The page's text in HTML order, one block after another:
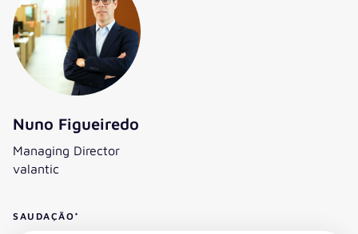
Nuno Figueiredo
Managing Director
valantic
SAUDAÇÃO*